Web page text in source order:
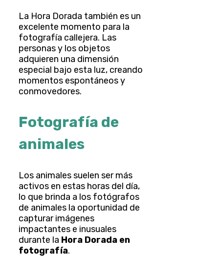
La Hora Dorada también es un
excelente momento para la
fotografía callejera. Las
personas y los objetos
adquieren una dimensión
especial bajo esta luz, creando
momentos espontáneos y
conmovedores.
Fotografía de
animales
Los animales suelen ser más
activos en estas horas del día,
lo que brinda a los fotógrafos
de animales la oportunidad de
capturar imágenes
impactantes e inusuales
durante la Hora Dorada en
fotografía.